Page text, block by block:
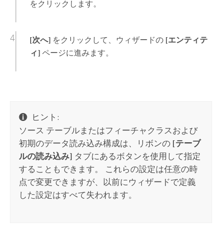
をクリックします。
[次へ]をクリックして、ウィザードの [エンティテ
ィ]ページに進みます。
ヒント:
ソース テーブルまたはフィーチャクラスおよび
初期のデータ読み込み構成は、リボンの [テーブ
ルの読み込み] タブにあるボタンを使用して指定
することもできます。 これらの設定は任意の時
点で変更できますが、以前にウィザードで定義
した設定はすべて失われます。